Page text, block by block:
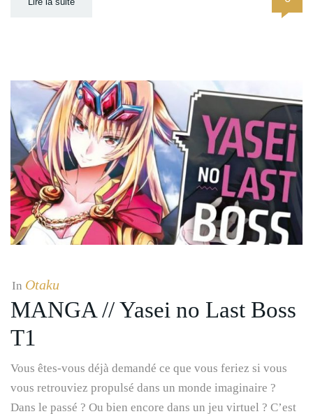
In Otaku
MANGA // Yasei no Last Boss
T1
Vous êtes-vous déjà demandé ce que vous feriez si vous
vous retrouviez propulsé dans un monde imaginaire ?
Dans le passé ? Ou bien encore dans un jeu virtuel ? C’est